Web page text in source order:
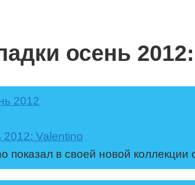
осень
Valentino
в своей новой